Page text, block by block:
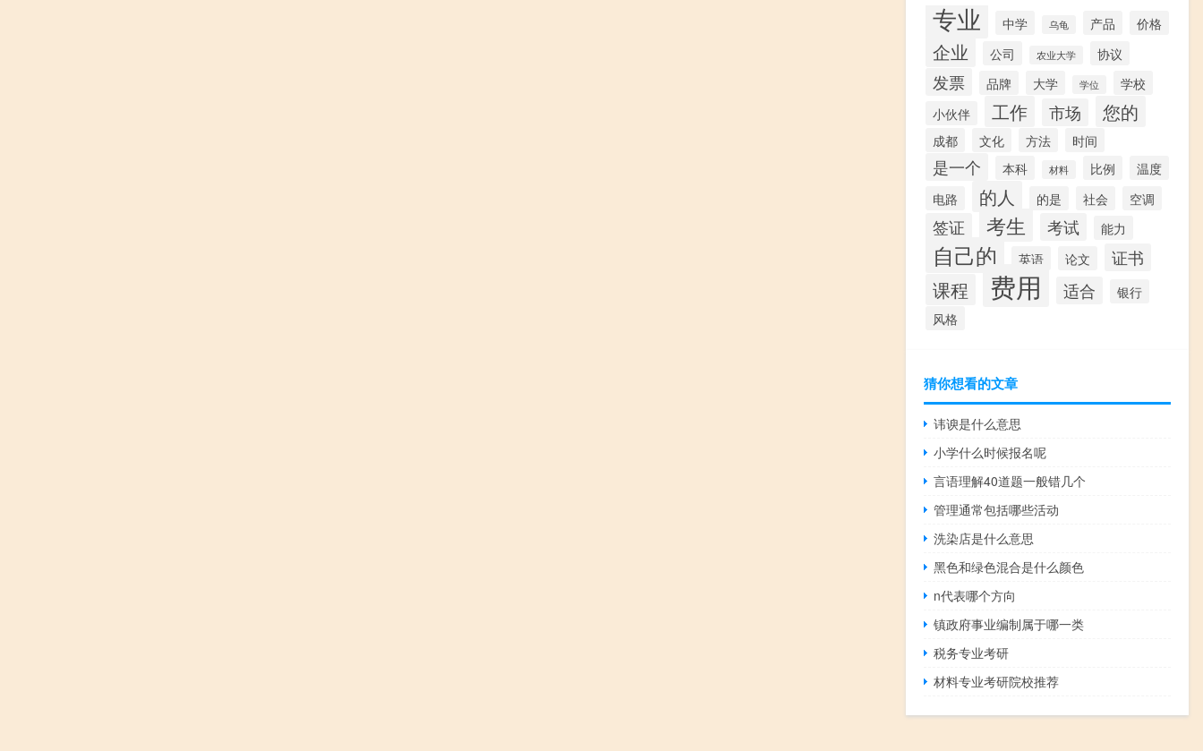
专业 中学 乌龟 产品 价格
企业 公司 农业大学 协议
发票 品牌 大学 学位
学校
小伙伴
工作 市场 您的
成都 文化 方法 时间
是一个 本科 材料 比例
温度
电路
的人 的是 社会 空调
签证 考生 考试 能力
自己的 英语 论文 证书
课程 费用 适合
银行
风格
猜你想看的文章
讳谀是什么意思
小学什么时候报名呢
言语理解40道题一般错几个
管理通常包括哪些活动
洗染店是什么意思
黑色和绿色混合是什么颜色
n代表哪个方向
镇政府事业编制属于哪一类
税务专业考研
材料专业考研院校推荐